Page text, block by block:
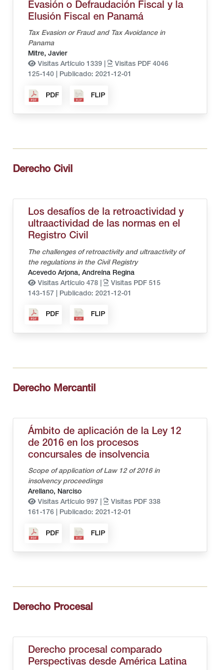
Evasión o Defraudación Fiscal y la
Elusión Fiscal en Panamá
Tax Evasion or Fraud and Tax Avoidance in
Panama
Mitre, Javier
Visitas Artículo 1339 |
Visitas PDF 4046
125-140
Publicado: 2021-12-01
PDF FLIP
Derecho Civil
Los desafíos de la retroactividad y
ultraactividad de las normas en el
Registro Civil
The challenges of retroactivity and ultraactivity of
the regulations in the Civil Registry
Acevedo Arjona, Andreína Regina
Visitas Artículo 478 |
Visitas PDF 515
143-157
Publicado: 2021-12-01
PDF FLIP
Derecho Mercantil
Ámbito de aplicación de la Ley 12
de 2016 en los procesos
concursales de insolvencia
Scope of application of Law 12 of 2016 in
insolvency proceedings
Arellano, Narciso
Visitas Artículo 997 |
Visitas PDF 338
161-176
Publicado: 2021-12-01
PDF FLIP
Derecho Procesal
Derecho procesal comparado
Perspectivas desde América Latina